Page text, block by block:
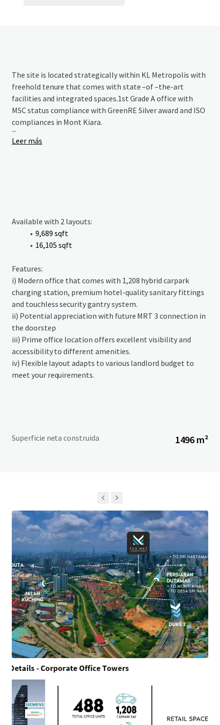
The site is located strategically within KL Metropolis with
freehold tenure that comes with state –of –the-art
facilities and integrated spaces.1st Grade A office with
MSC status compliance with GreenRE Silver award and ISO
compliances in Mont Kiara.
...
Leer más
Available with 2 layouts:
9,689 sqft
16,105 sqft
Features:
i) Modern office that comes with 1,208 hybrid carpark
charging station, premium hotel-quality sanitary fittings
and touchless security gantry system.
ii) Potential appreciation with future MRT 3 connection in
the doorstep
iii) Prime office location offers excellent visibility and
accessibility to different amenities.
iv) Flexible layout adapts to various landlord budget to
meet your requirements.
Superficie neta construida 1496 m²